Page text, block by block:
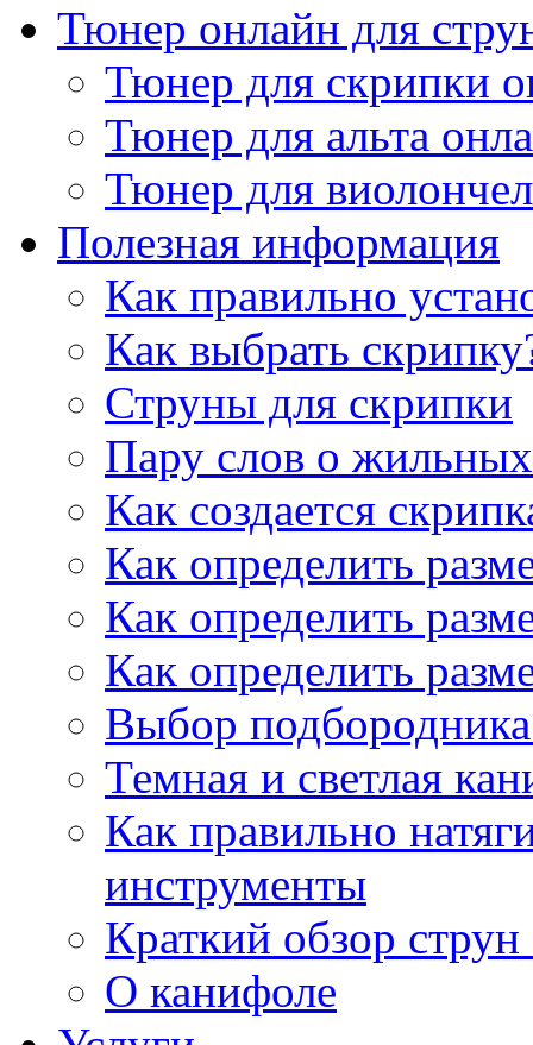
Тюнер онлайн для
Тюнер для скрипки
Тюнер для альта
Тюнер для
Полезная информация
Как правильно
Как выбрать
Струны для скрипки
Пару слов о
Как создается
Как определить
Как определить
Как определить
Выбор
Темная и светлая
Как правильно
инструменты
Краткий обзор
О канифоле